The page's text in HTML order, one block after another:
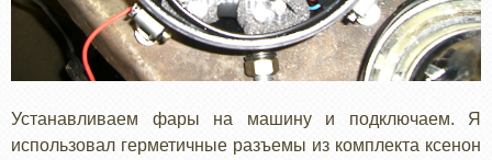
Устанавливаем фары на машину и подключаем. Я
использовал герметичные разъемы из комплекта ксенон